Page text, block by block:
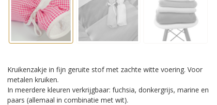
Kruikenzakje in fijn geruite stof met zachte witte voering. Voor
metalen kruiken.
In meerdere kleuren verkrijgbaar: fuchsia, donkergrijs, marine en
paars (allemaal in combinatie met wit).